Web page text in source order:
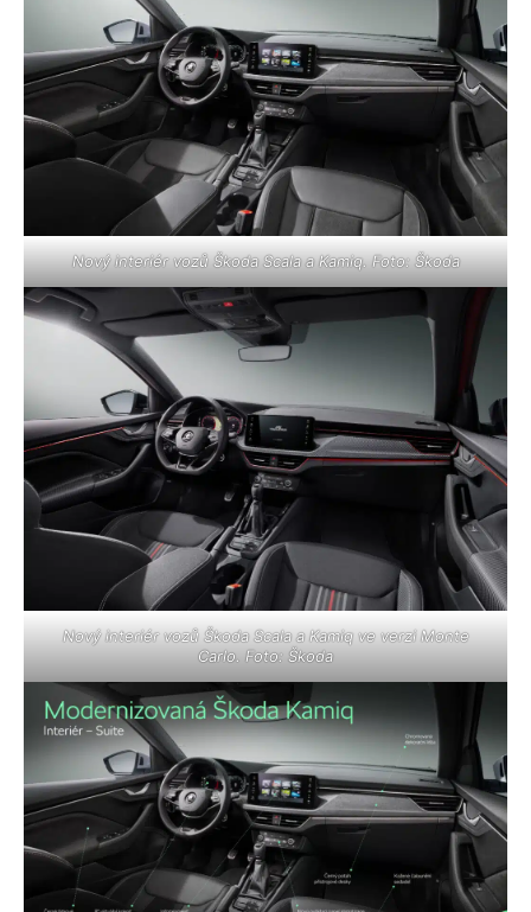
Nový interiér vozů Škoda Scala a Kamiq. Foto: Škoda
Nový interiér vozů Škoda Scala a Kamiq ve verzi Monte
Carlo. Foto: Škoda